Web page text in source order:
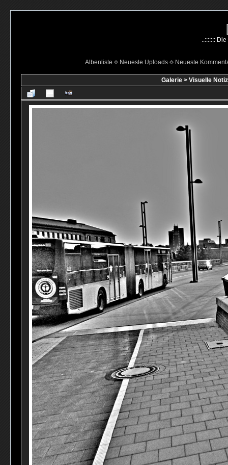
..:::::::
Albenliste Neueste Uploads Neueste
Galerie >Visuelle